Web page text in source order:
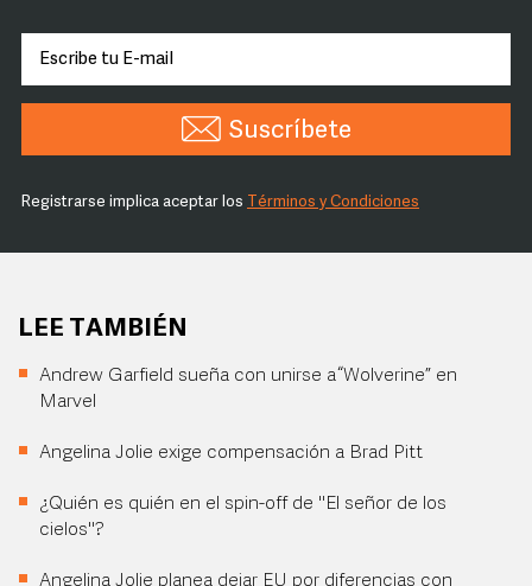
Suscríbete
Registrarse implica aceptar los Términos y Condiciones
LEE TAMBIÉN
Andrew Garfield sueña con unirse a “Wolverine” en
Marvel
Angelina Jolie exige compensación a Brad Pitt
¿Quién es quién en el spin-off de "El señor de los
cielos"?
Angelina Jolie planea dejar EU por diferencias con